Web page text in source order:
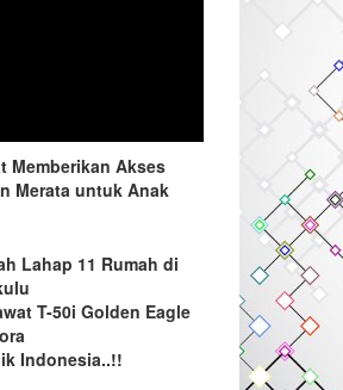
Memberikan Akses
Merata untuk Anak
Lahap 11 Rumah di
T-50i Golden Eagle
Indonesia..!!